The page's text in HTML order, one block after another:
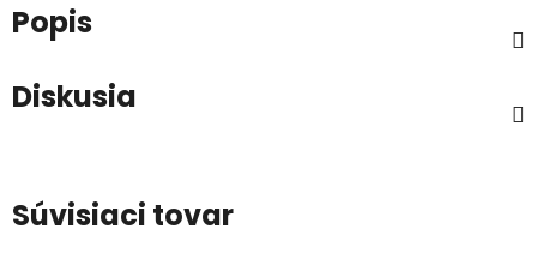
Popis
Diskusia
Súvisiaci tovar